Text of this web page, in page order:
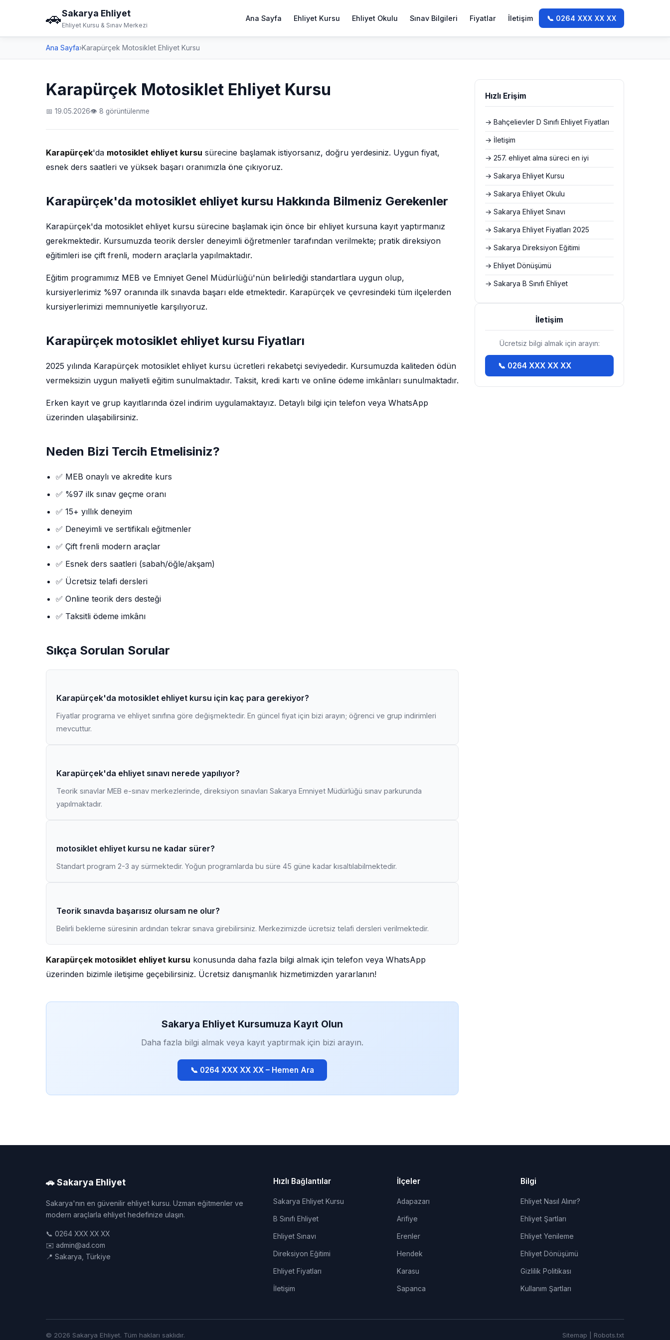
🚗Sakarya Ehliyet
Ehliyet Kursu & Sınav Merkezi
Ana Sayfa Ehliyet Kursu Ehliyet Okulu Sınav Bilgileri Fiyatlar İletişim 📞 0264 XXX XX XX
Ana Sayfa›Karapürçek Motosiklet Ehliyet Kursu
Karapürçek Motosiklet Ehliyet Kursu
📅 19.05.2026👁 8 görüntülenme
Karapürçek'da motosiklet ehliyet kursu sürecine başlamak istiyorsanız, doğru yerdesiniz. Uygun fiyat,
esnek ders saatleri ve yüksek başarı oranımızla öne çıkıyoruz.
Karapürçek'da motosiklet ehliyet kursu Hakkında Bilmeniz Gerekenler
Karapürçek'da motosiklet ehliyet kursu sürecine başlamak için önce bir ehliyet kursuna kayıt yaptırmanız
gerekmektedir. Kursumuzda teorik dersler deneyimli öğretmenler tarafından verilmekte; pratik direksiyon
eğitimleri ise çift frenli, modern araçlarla yapılmaktadır.
Eğitim programımız MEB ve Emniyet Genel Müdürlüğü'nün belirlediği standartlara uygun olup,
kursiyerlerimiz %97 oranında ilk sınavda başarı elde etmektedir. Karapürçek ve çevresindeki tüm ilçelerden
kursiyerlerimizi memnuniyetle karşılıyoruz.
Karapürçek motosiklet ehliyet kursu Fiyatları
2025 yılında Karapürçek motosiklet ehliyet kursu ücretleri rekabetçi seviyededir. Kursumuzda kaliteden ödün
vermeksizin uygun maliyetli eğitim sunulmaktadır. Taksit, kredi kartı ve online ödeme imkânları sunulmaktadır.
Erken kayıt ve grup kayıtlarında özel indirim uygulamaktayız. Detaylı bilgi için telefon veya WhatsApp
üzerinden ulaşabilirsiniz.
Neden Bizi Tercih Etmelisiniz?
✅ MEB onaylı ve akredite kurs
✅ %97 ilk sınav geçme oranı
✅ 15+ yıllık deneyim
✅ Deneyimli ve sertifikalı eğitmenler
✅ Çift frenli modern araçlar
✅ Esnek ders saatleri (sabah/öğle/akşam)
✅ Ücretsiz telafi dersleri
✅ Online teorik ders desteği
✅ Taksitli ödeme imkânı
Sıkça Sorulan Sorular
Karapürçek'da motosiklet ehliyet kursu için kaç para gerekiyor?
Fiyatlar programa ve ehliyet sınıfına göre değişmektedir. En güncel fiyat için bizi arayın; öğrenci ve grup indirimleri
mevcuttur.
Karapürçek'da ehliyet sınavı nerede yapılıyor?
Teorik sınavlar MEB e-sınav merkezlerinde, direksiyon sınavları Sakarya Emniyet Müdürlüğü sınav parkurunda
yapılmaktadır.
motosiklet ehliyet kursu ne kadar sürer?
Standart program 2-3 ay sürmektedir. Yoğun programlarda bu süre 45 güne kadar kısaltılabilmektedir.
Teorik sınavda başarısız olursam ne olur?
Belirli bekleme süresinin ardından tekrar sınava girebilirsiniz. Merkezimizde ücretsiz telafi dersleri verilmektedir.
Karapürçek motosiklet ehliyet kursu konusunda daha fazla bilgi almak için telefon veya WhatsApp
üzerinden bizimle iletişime geçebilirsiniz. Ücretsiz danışmanlık hizmetimizden yararlanın!
Sakarya Ehliyet Kursumuza Kayıt Olun
Daha fazla bilgi almak veya kayıt yaptırmak için bizi arayın.
📞 0264 XXX XX XX – Hemen Ara
Hızlı Erişim
→ Bahçelievler D Sınıfı Ehliyet Fiyatları
→ İletişim
→ 257. ehliyet alma süreci en iyi
→ Sakarya Ehliyet Kursu
→ Sakarya Ehliyet Okulu
→ Sakarya Ehliyet Sınavı
→ Sakarya Ehliyet Fiyatları 2025
→ Sakarya Direksiyon Eğitimi
→ Ehliyet Dönüşümü
→ Sakarya B Sınıfı Ehliyet
İletişim
Ücretsiz bilgi almak için arayın:
📞 0264 XXX XX XX
🚗 Sakarya Ehliyet
Sakarya'nın en güvenilir ehliyet kursu. Uzman eğitmenler ve
modern araçlarla ehliyet hedefinize ulaşın.
📞 0264 XXX XX XX
✉️ admin@ad.com
📍 Sakarya, Türkiye
Hızlı Bağlantılar
Sakarya Ehliyet Kursu
B Sınıfı Ehliyet
Ehliyet Sınavı
Direksiyon Eğitimi
Ehliyet Fiyatları
İletişim
İlçeler
Adapazarı
Arifiye
Erenler
Hendek
Karasu
Sapanca
Bilgi
Ehliyet Nasıl Alınır?
Ehliyet Şartları
Ehliyet Yenileme
Ehliyet Dönüşümü
Gizlilik Politikası
Kullanım Şartları
© 2026 Sakarya Ehliyet. Tüm hakları saklıdır. Sitemap Robots.txt